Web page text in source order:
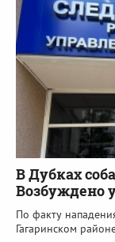
В Дубках
Возбуждено
По факту
Гагаринском